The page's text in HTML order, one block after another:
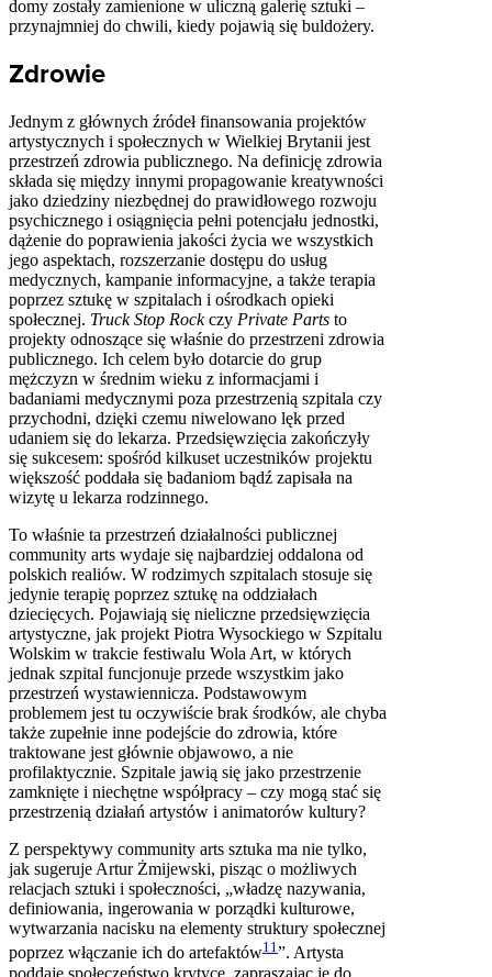
domy zostały zamienione w uliczną galerię sztuki –
przynajmniej do chwili, kiedy pojawią się buldożery.
Zdrowie
Jednym z głównych źródeł finansowania projektów
artystycznych i społecznych w Wielkiej Brytanii jest
przestrzeń zdrowia publicznego. Na definicję zdrowia
składa się między innymi propagowanie kreatywności
jako dziedziny niezbędnej do prawidłowego rozwoju
psychicznego i osiągnięcia pełni potencjału jednostki,
dążenie do poprawienia jakości życia we wszystkich
jego aspektach, rozszerzanie dostępu do usług
medycznych, kampanie informacyjne, a także terapia
poprzez sztukę w szpitalach i ośrodkach opieki
społecznej. Truck Stop Rockczy Private Parts to
projekty odnoszące się właśnie do przestrzeni zdrowia
publicznego. Ich celem było dotarcie do grup
mężczyzn w średnim wieku z informacjami i
badaniami medycznymi poza przestrzenią szpitala czy
przychodni, dzięki czemu niwelowano lęk przed
udaniem się do lekarza. Przedsięwzięcia zakończyły
się sukcesem: spośród kilkuset uczestników projektu
większość poddała się badaniom bądź zapisała na
wizytę u lekarza rodzinnego.
To właśnie ta przestrzeń działalności publicznej
community arts wydaje się najbardziej oddalona od
polskich realiów. W rodzimych szpitalach stosuje się
jedynie terapię poprzez sztukę na oddziałach
dziecięcych. Pojawiają się nieliczne przedsięwzięcia
artystyczne, jak projekt Piotra Wysockiego w Szpitalu
Wolskim w trakcie festiwalu Wola Art, w których
jednak szpital funcjonuje przede wszystkim jako
przestrzeń wystawiennicza. Podstawowym
problemem jest tu oczywiście brak środków, ale chyba
także zupełnie inne podejście do zdrowia, które
traktowane jest głównie objawowo, a nie
profilaktycznie. Szpitale jawią się jako przestrzenie
zamknięte i niechętne współpracy – czy mogą stać się
przestrzenią działań artystów i animatorów kultury?
Z perspektywy community arts sztuka ma nie tylko,
jak sugeruje Artur Żmijewski, pisząc o możliwych
relacjach sztuki i społeczności, „władzę nazywania,
definiowania, ingerowania w porządki kulturowe,
wytwarzania nacisku na elementy struktury społecznej
poprzez włączanie ich do artefaktów11”. Artysta
poddaje społeczeństwo krytyce, zapraszając je do